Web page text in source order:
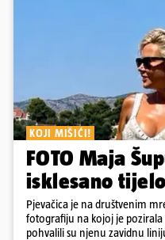
KOJI MIŠIĆI!
FOTO Maja
isklesano
Pjevačica je na društvenim
fotografiju na kojoj je
pohvalili su njenu zavidnu